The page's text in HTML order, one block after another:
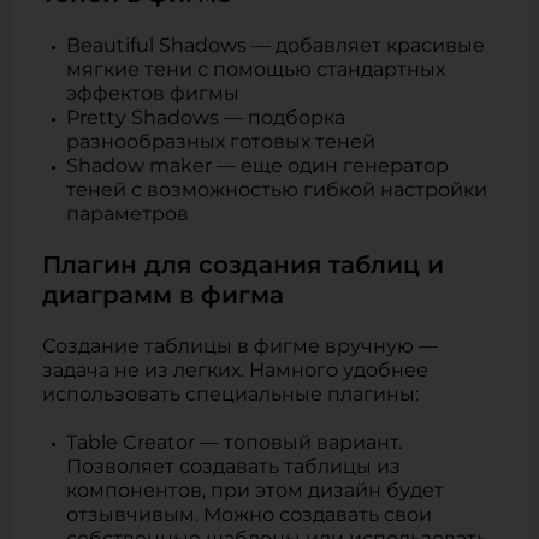
Beautiful Shadows — добавляет красивые
мягкие тени с помощью стандартных
эффектов фигмы
Pretty Shadows — подборка
разнообразных готовых теней
Shadow maker — еще один генератор
теней с возможностью гибкой настройки
параметров
Плагин для создания таблиц и
диаграмм в фигма
Создание таблицы в фигме вручную —
задача не из легких. Намного удобнее
использовать специальные плагины:
Table Creator — топовый вариант.
Позволяет создавать таблицы из
компонентов, при этом дизайн будет
отзывчивым. Можно создавать свои